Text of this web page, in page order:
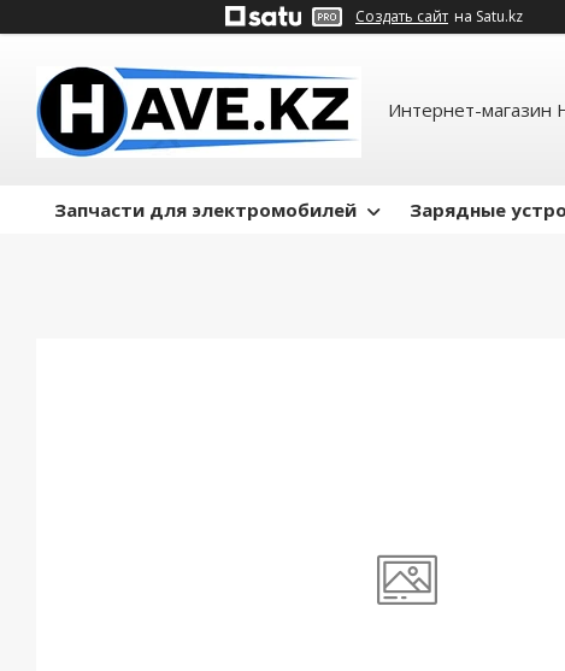
Создать сайт на Satu.kz
Интернет-магазин
Запчасти для электромобилей Зарядные